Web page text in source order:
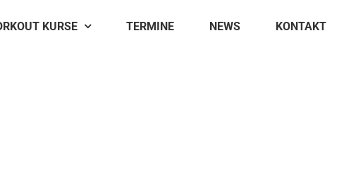
KURSE TERMINE NEWS KONTAKT